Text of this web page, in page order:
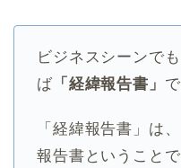
ビジネスシーンで
ば「経緯報告書」
「経緯報告書」は
報告書ということで